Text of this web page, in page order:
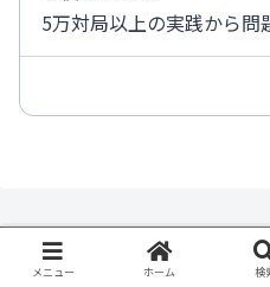
5万対局以上の実践から問
メニュー ホーム 検